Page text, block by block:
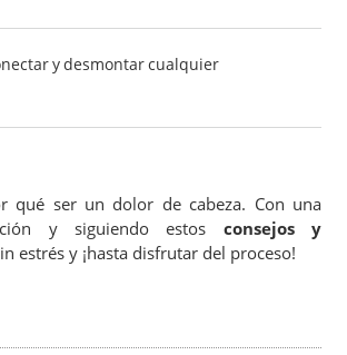
y desmontar cualquier
qué ser un dolor de cabeza. Con una
y siguiendo estos consejos y
estrés y ¡hasta disfrutar del proceso!